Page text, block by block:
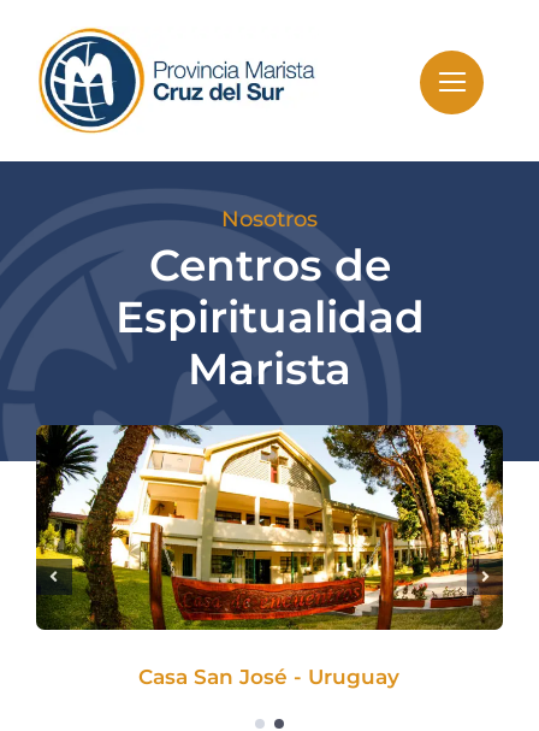
content
Nosotros
Centros de
Espiritualidad
Marista
Historial Marista - Luján
Casa San José - Uruguay